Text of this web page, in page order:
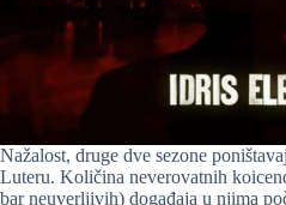
Nažalost, druge dve sezone
Luteru. Količina neverovatnih
bar neuverljivih) događaja u njima